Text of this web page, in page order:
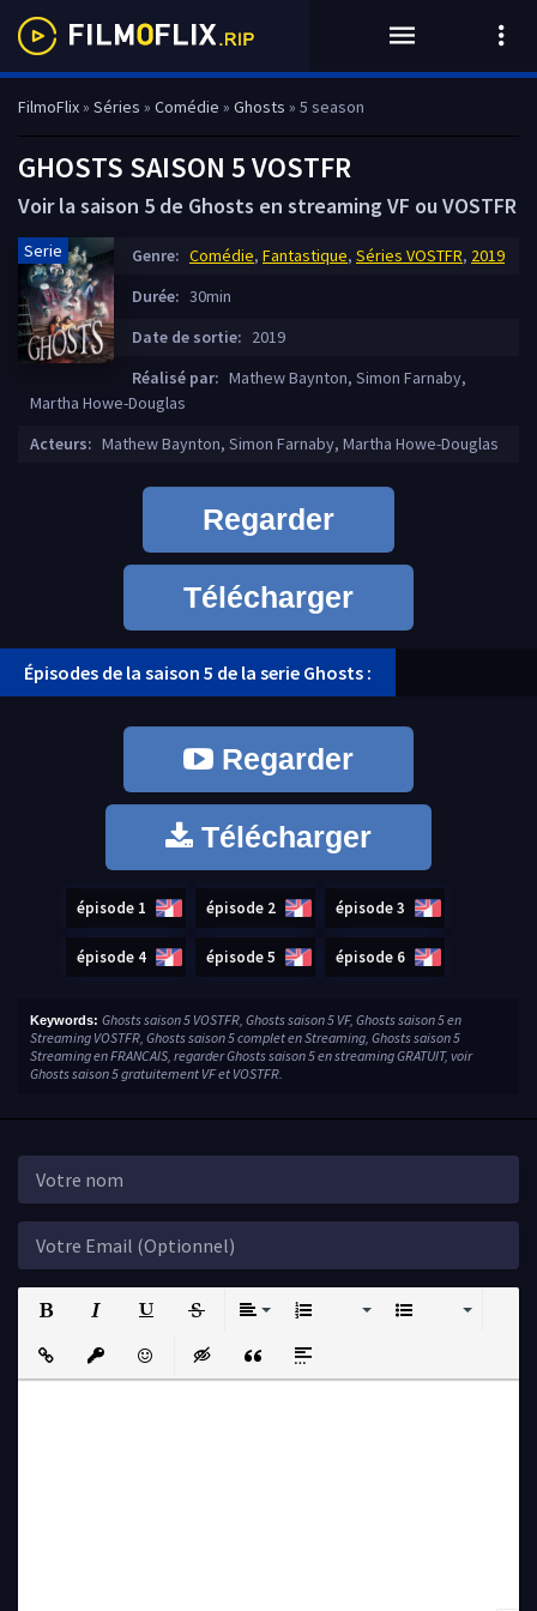
FilmoFlix» Séries » Comédie » Ghosts » 5 season
GHOSTS SAISON 5 VOSTFR
Voir la saison 5 de Ghosts en streaming VF ou VOSTFR
Serie Genre: Comédie, Fantastique, Séries VOSTFR, 2019
Durée: 30min
Date de sortie: 2019
Réalisé par: Mathew Baynton, Simon Farnaby,
Martha Howe-Douglas
Acteurs: Mathew Baynton, Simon Farnaby, Martha Howe-Douglas
Regarder
Télécharger
Épisodes de la saison 5 de la serie Ghosts :
Regarder
Télécharger
épisode 1 épisode 2 épisode 3
épisode 4 épisode 5 épisode 6
Keywords: Ghosts saison 5 VOSTFR, Ghosts saison 5 VF, Ghosts saison 5 en
Streaming VOSTFR, Ghosts saison 5 complet en Streaming, Ghosts saison 5
Streaming en FRANCAIS, regarder Ghosts saison 5 en streaming GRATUIT, voir
Ghosts saison 5 gratuitement VF et VOSTFR.
Strikethrough
Insert LinkInsert protected link
EmoticonsInsert hidden text
Insert QuoteInsert spoiler